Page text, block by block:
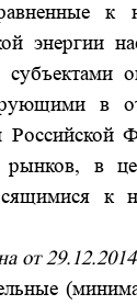
к
энергии
в
Российской
в
к
от